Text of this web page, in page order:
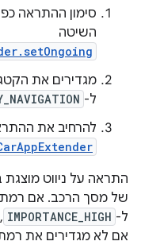
סימון ההתראה
השיטה
מגדירים את
ל-
להרחיב את
התראה על ניווט מוצגת
של מסך הרכב. אם
ל- IMPORTANCE_HIGH
אם לא מגדירים את